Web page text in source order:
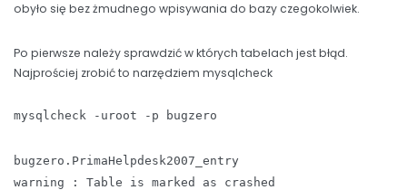
obyło się bez żmudnego wpisywania do bazy czegokolwiek.
Po pierwsze należy sprawdzić w których tabelach jest błąd.
Najprościej zrobić to narzędziem mysqlcheck
mysqlcheck -uroot -p bugzero
bugzero.PrimaHelpdesk2007_entry
warning : Table is marked as crashed